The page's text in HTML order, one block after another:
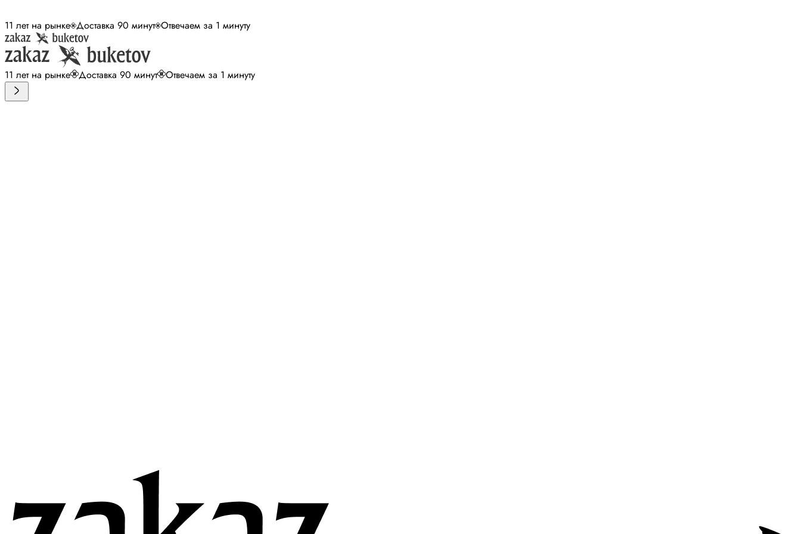
11 лет на рынке Доставка 90 минут Отвечаем за 1 минуту
11 лет на рынке Доставка 90 минут Отвечаем за 1 минуту